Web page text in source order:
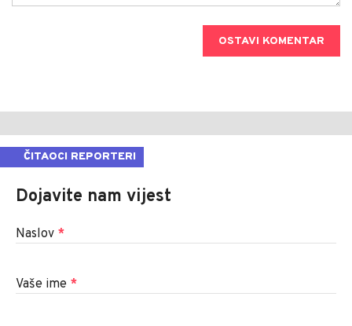
OSTAVI KOMENTAR
ČITAOCI REPORTERI
Dojavite nam vijest
Naslov *
Vaše ime *